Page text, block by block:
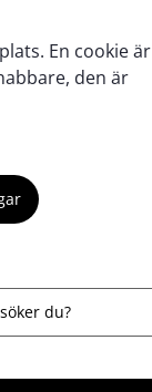
En cookie är
den är